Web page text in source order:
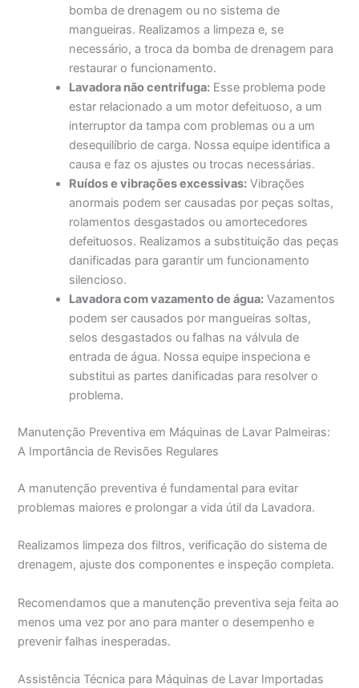
bomba de drenagem ou no sistema de
mangueiras. Realizamos a limpeza e, se
necessário, a troca da bomba de drenagem para
restaurar o funcionamento.
Lavadora não centrifuga: Esse problema pode
estar relacionado a um motor defeituoso, a um
interruptor da tampa com problemas ou a um
desequilíbrio de carga. Nossa equipe identifica a
causa e faz os ajustes ou trocas necessárias.
Ruídos e vibrações excessivas: Vibrações
anormais podem ser causadas por peças soltas,
rolamentos desgastados ou amortecedores
defeituosos. Realizamos a substituição das peças
danificadas para garantir um funcionamento
silencioso.
Lavadora com vazamento de água: Vazamentos
podem ser causados por mangueiras soltas,
selos desgastados ou falhas na válvula de
entrada de água. Nossa equipe inspeciona e
substitui as partes danificadas para resolver o
problema.
Manutenção Preventiva em Máquinas de Lavar Palmeiras:
A Importância de Revisões Regulares
A manutenção preventiva é fundamental para evitar
problemas maiores e prolongar a vida útil da Lavadora.
Realizamos limpeza dos filtros, verificação do sistema de
drenagem, ajuste dos componentes e inspeção completa.
Recomendamos que a manutenção preventiva seja feita ao
menos uma vez por ano para manter o desempenho e
prevenir falhas inesperadas.
Assistência Técnica para Máquinas de Lavar Importadas